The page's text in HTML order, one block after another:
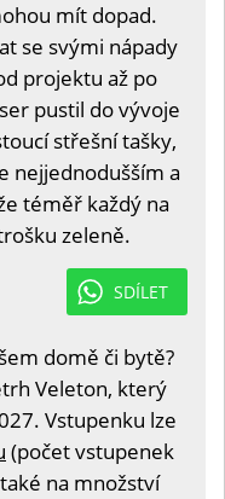
mít dopad.
se svými nápady
projektu až po
pustil do vývoje
střešní tašky,
nejjednodušším a
téměř každý na
zeleně.
SDÍLET
domě či bytě?
Veleton, který
Vstupenku lze
(počet vstupenek
na množství